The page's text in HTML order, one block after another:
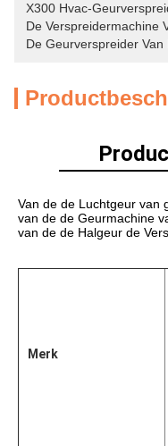
X300 Hvac-
De Verspreidermachine
De Geurverspreider Van
Van de de Luchtgeur van
van de de Geurmachine
van de de Halgeur de
Merk